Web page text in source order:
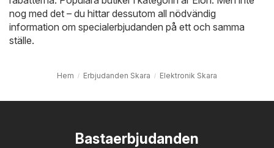
nog med det – du hittar dessutom all nödvändig
information om specialerbjudanden på ett och samma
ställe.
Hem Erbjudanden Skara Elektronik Skara
Bastaerbjudanden